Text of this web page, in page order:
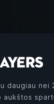
daugiau nei
aukštos